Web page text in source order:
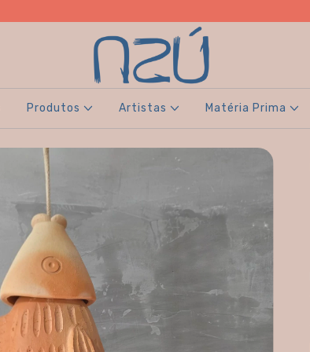
Produtos Artistas Matéria Prima